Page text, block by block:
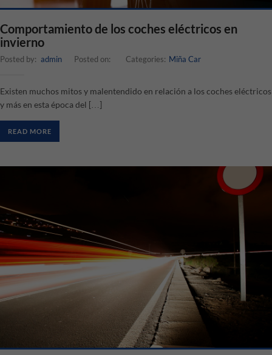
Comportamiento de los coches eléctricos en
invierno
Posted by: admin Posted on: Categories: Miña Car
Existen muchos mitos y malentendido en relación a los coches eléctricos
y más en esta época del […]
READ MORE